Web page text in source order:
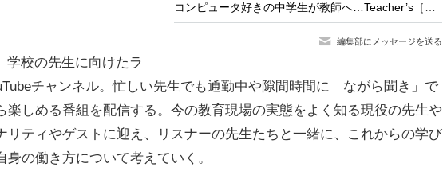
コンピュータ好きの中学生が教師へ…Teacher’s［Shift］
編集部にメッセージを送る
校の先生に向けたラ
チャンネル。忙しい先生でも通勤中や隙間時間に「ながら聞き」で
楽しめる番組を配信する。今の教育現場の実態をよく知る現役の先生や
リティやゲストに迎え、リスナーの先生たちと一緒に、これからの学び
身の働き方について考えていく。